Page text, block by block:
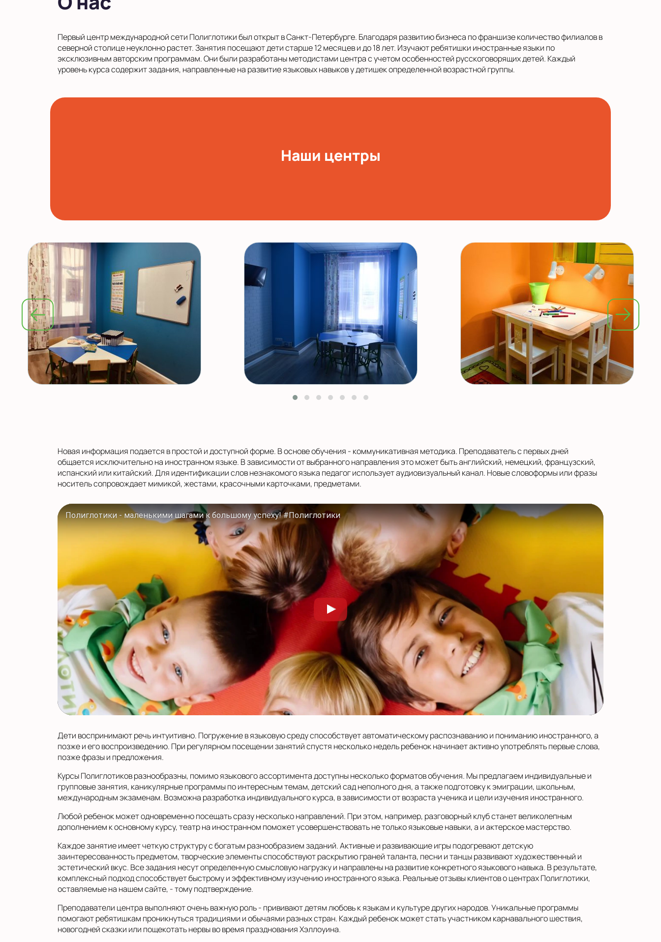
Первый центр международной сети Полиглотики был открыт в Санкт-Петербурге. Благодаря развитию бизнеса по франшизе количество филиалов в
северной столице неуклонно растет. Занятия посещают дети старше 12 месяцев и до 18 лет. Изучают ребятишки иностранные языки по
эксклюзивным авторским программам. Они были разработаны методистами центра с учетом особенностей русскоговорящих детей. Каждый
уровень курса содержит задания, направленные на развитие языковых навыков у детишек определенной возрастной группы.
Наши центры
Новая информация подается в простой и доступной форме. В основе обучения - коммуникативная методика. Преподаватель с первых дней
общается исключительно на иностранном языке. В зависимости от выбранного направления это может быть английский, немецкий, французский,
испанский или китайский. Для идентификации слов незнакомого языка педагог использует аудиовизуальный канал. Новые словоформы или фразы
носитель сопровождает мимикой, жестами, красочными карточками, предметами.
Полиглотики - маленькими шагами к большому успеху! #Полиглотики
Дети воспринимают речь интуитивно. Погружение в языковую среду способствует автоматическому распознаванию и пониманию иностранного, а
позже и его воспроизведению. При регулярном посещении занятий спустя несколько недель ребенок начинает активно употреблять первые слова,
позже фразы и предложения.
Курсы Полиглотиков разнообразны, помимо языкового ассортимента доступны несколько форматов обучения. Мы предлагаем индивидуальные и
групповые занятия, каникулярные программы по интересным темам, детский сад неполного дня, а также подготовку к эмиграции, школьным,
международным экзаменам. Возможна разработка индивидуального курса, в зависимости от возраста ученика и цели изучения иностранного.
Любой ребенок может одновременно посещать сразу несколько направлений. При этом, например, разговорный клуб станет великолепным
дополнением к основному курсу, театр на иностранном поможет усовершенствовать не только языковые навыки, а и актерское мастерство.
Каждое занятие имеет четкую структуру с богатым разнообразием заданий. Активные и развивающие игры подогревают детскую
заинтересованность предметом, творческие элементы способствуют раскрытию граней таланта, песни и танцы развивают художественный и
эстетический вкус. Все задания несут определенную смысловую нагрузку и направлены на развитие конкретного языкового навыка. В результате,
комплексный подход способствует быстрому и эффективному изучению иностранного языка. Реальные отзывы клиентов о центрах Полиглотики,
оставляемые на нашем сайте, - тому подтверждение.
Преподаватели центра выполняют очень важную роль - прививают детям любовь к языкам и культуре других народов. Уникальные программы
помогают ребятишкам проникнуться традициями и обычаями разных стран. Каждый ребенок может стать участником карнавального шествия,
новогодней сказки или пощекотать нервы во время празднования Хэллоуина.